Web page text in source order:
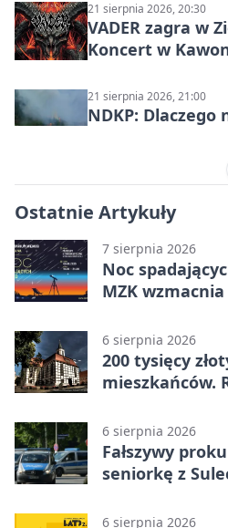
21 sierpnia 2026, 20:30
VADER zagra w
Koncert w
21 sierpnia 2026, 21:00
NDKP: Dlaczego
Ostatnie Artykuły
7 sierpnia 2026
Noc
MZK
6 sierpnia 2026
200 tysięcy
mieszkańców.
6 sierpnia 2026
Fałszywy
seniorkę z
6 sierpnia 2026